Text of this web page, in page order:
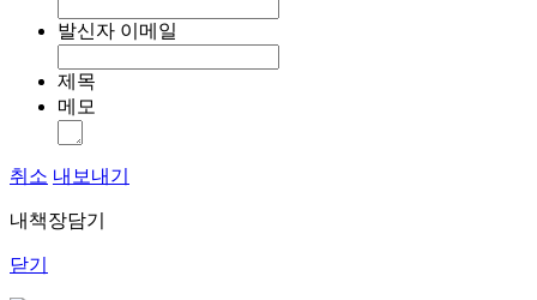
발신자 이메일
제목
메모
취소 내보내기
내책장담기
닫기